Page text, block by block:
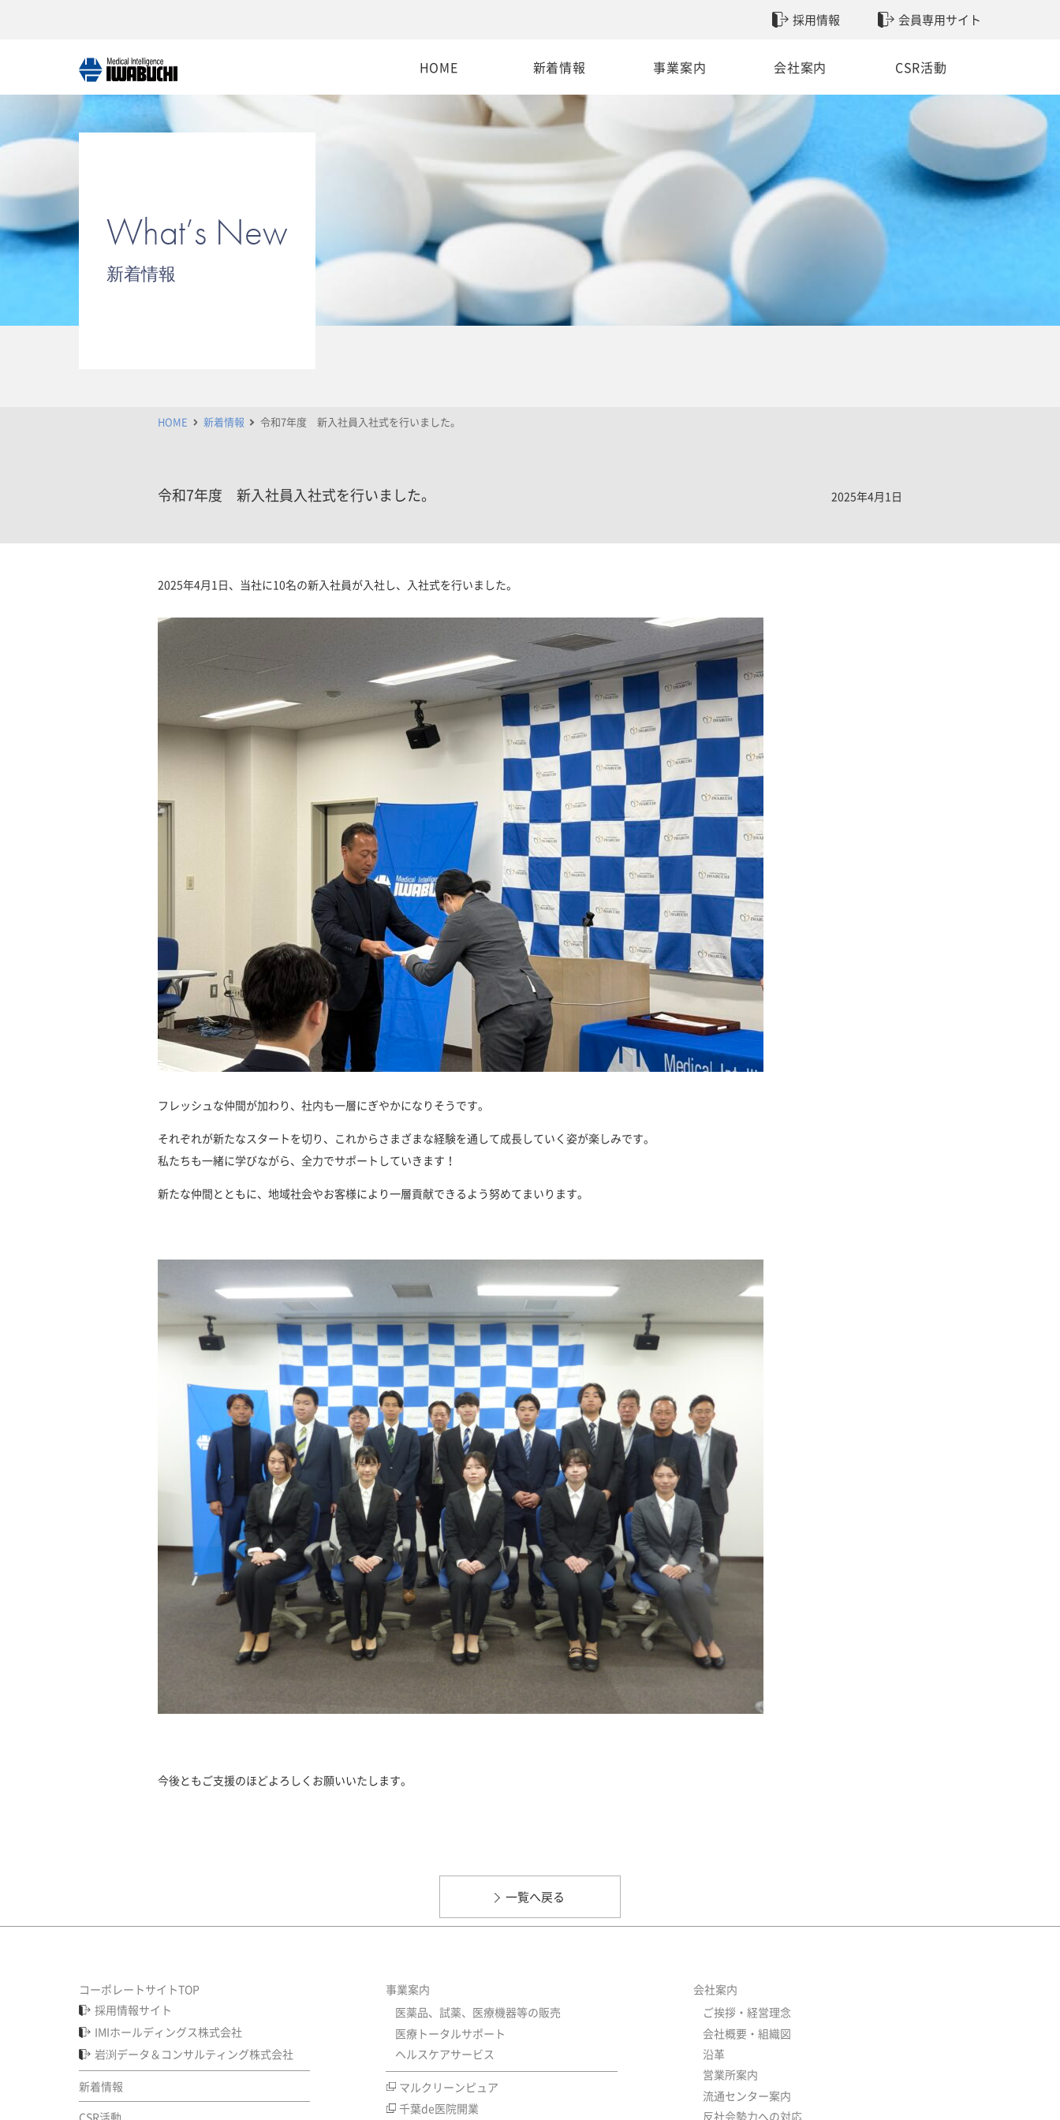
採用情報 会員専用サイト
HOME 新着情報 事業案内 会社案内 CSR活動
What’s New
新着情報
HOME 新着情報 令和7年度 新入社員入社式を行いました。
令和7年度 新入社員入社式を行いました。 2025年4月1日
2025年4月1日、当社に10名の新入社員が入社し、入社式を行いました。
フレッシュな仲間が加わり、社内も一層にぎやかになりそうです。
それぞれが新たなスタートを切り、これからさまざまな経験を通して成長していく姿が楽しみです。
私たちも一緒に学びながら、全力でサポートしていきます！
新たな仲間とともに、地域社会やお客様により一層貢献できるよう努めてまいります。
今後ともご支援のほどよろしくお願いいたします。
一覧へ戻る
コーポレートサイトTOP
採用情報サイト
IMIホールディングス株式会社
岩渕データ＆コンサルティング株式会社
新着情報
事業案内
医薬品、試薬、医療機器等の販売
医療トータルサポート
ヘルスケアサービス
マルクリーンピュア
千葉de医院開業
会社案内
ご挨拶・経営理念
会社概要・組織図
沿革
営業所案内
流通センター案内
反社会勢力への対応